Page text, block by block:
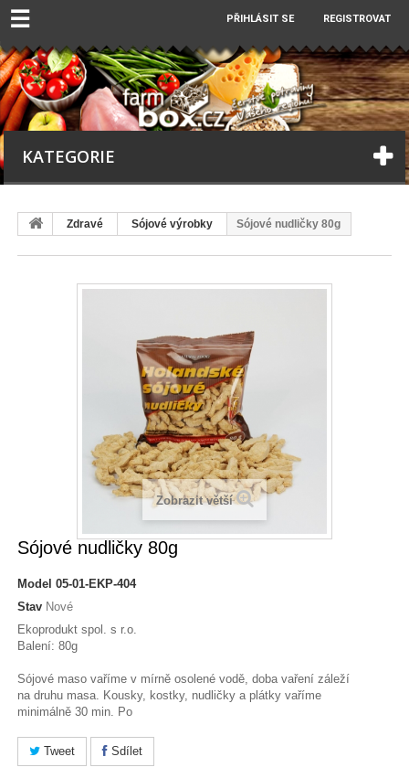
☰ PŘIHLÁSIT SE REGISTROVAT
KATEGORIE
Zdravé Sójové výrobky Sójové nudličky 80g
Zobrazit větší
Sójové nudličky 80g
Model 05-01-EKP-404
Stav Nové
Ekoprodukt spol. s r.o.
Balení: 80g
Sójové maso vaříme v mírně osolené vodě, doba vaření záleží
na druhu masa. Kousky, kostky, nudličky a plátky vaříme
minimálně 30 min. Po
Tweet Sdílet